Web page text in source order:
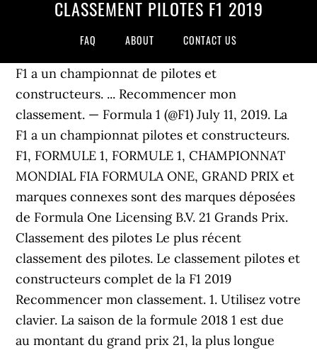
CLASSEMENT PILOTES F1 2019
FAQ ABOUT CONTACT US
F1 a un championnat de pilotes et
constructeurs. ... Recommencer mon
classement. — Formula 1 (@F1) July 11, 2019. La
F1 a un championnat pilotes et constructeurs.
F1, FORMULE 1, FORMULE 1, CHAMPIONNAT
MONDIAL FIA FORMULA ONE, GRAND PRIX et
marques connexes sont des marques déposées
de Formula One Licensing B.V. 21 Grands Prix.
Classement des pilotes Le plus récent
classement des pilotes. Le classement pilotes et
constructeurs complet de la F1 2019
Recommencer mon classement. 1. Utilisez votre
clavier. La saison de la formule 2018 1 est due
au montant du grand prix 21, la plus longue